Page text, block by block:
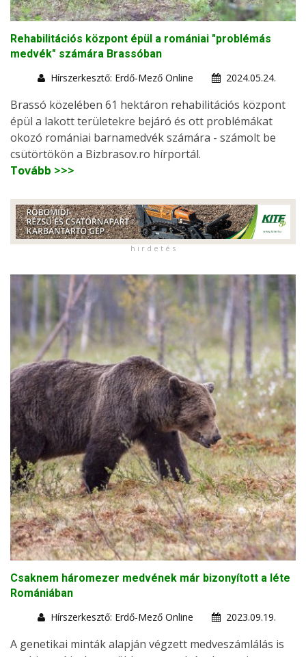
Rehabilitációs központ épül a romániai "problémás
medvék" számára Brassóban
Hírszerkesztő: Erdő-Mező Online
2024.05.24.
Brassó közelében 61 hektáron rehabilitációs központ
épül a lakott területekre bejáró és ott problémákat
okozó romániai barnamedvék számára - számolt be
csütörtökön a Bizbrasov.ro hírportál.
Tovább >>>
h i r d e t é s
Csaknem háromezer medvének már bizonyított a léte
Romániában
Hírszerkesztő: Erdő-Mező Online
2023.09.19.
A genetikai minták alapján végzett medveszámlálás is